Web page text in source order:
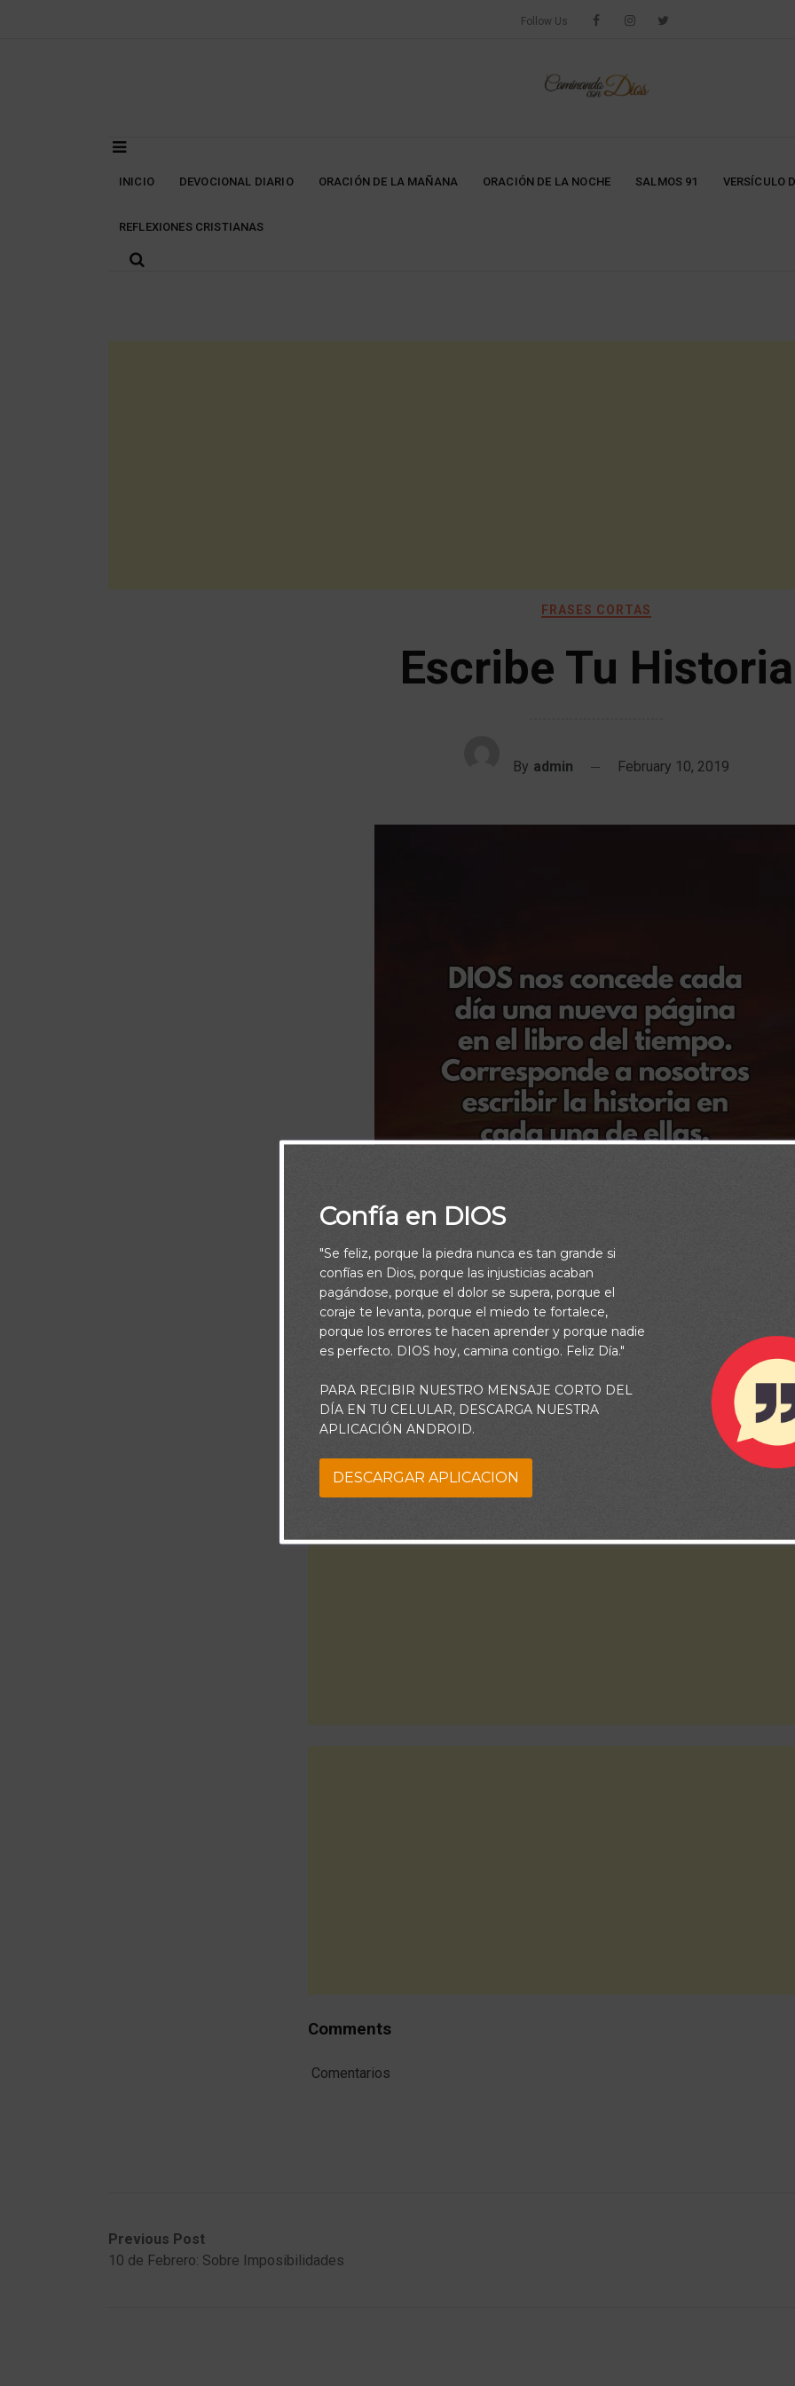
Follow Us
INICIO DEVOCIONAL DIARIO ORACIÓN DE LA MAÑANA ORACIÓN DE LA NOCHE SALMOS 91 VERSÍCULO
REFLEXIONES CRISTIANAS
FRASES CORTAS
Escribe Tu Historia
By admin February 10, 2019
Dios nos concede cada día una nueva página en el libro del tiempo.
Comments
Comentarios
Previous Post
10 de Febrero: Sobre Imposibilidades
Confía en DIOS
"Se feliz, porque la piedra nunca es tan grande si
confías en Dios, porque las injusticias acaban
pagándose, porque el dolor se supera, porque el
coraje te levanta, porque el miedo te fortalece,
porque los errores te hacen aprender y porque nadie
es perfecto. DIOS hoy, camina contigo. Feliz Día."
PARA RECIBIR NUESTRO MENSAJE CORTO DEL
DÍA EN TU CELULAR, DESCARGA NUESTRA
APLICACIÓN ANDROID.
DESCARGAR APLICACION